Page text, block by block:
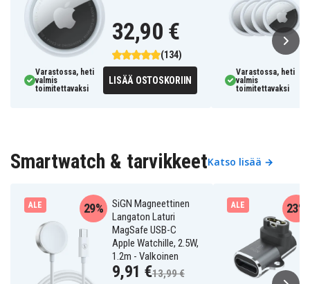
(134)
32,90 €
Varastossa, heti
valmis
toimitettavaksi
LISÄÄ OSTOSKORIIN
Varastossa, heti
valmis
toimitettavaksi
Smartwatch & tarvikkeetKatso lisää →
ALE
SiGN Magneettinen
Langaton Laturi
MagSafe USB-C
Apple Watchille, 2.5W,
1.2m - Valkoinen
29%
9,91 €13,99 €
ALE 23%